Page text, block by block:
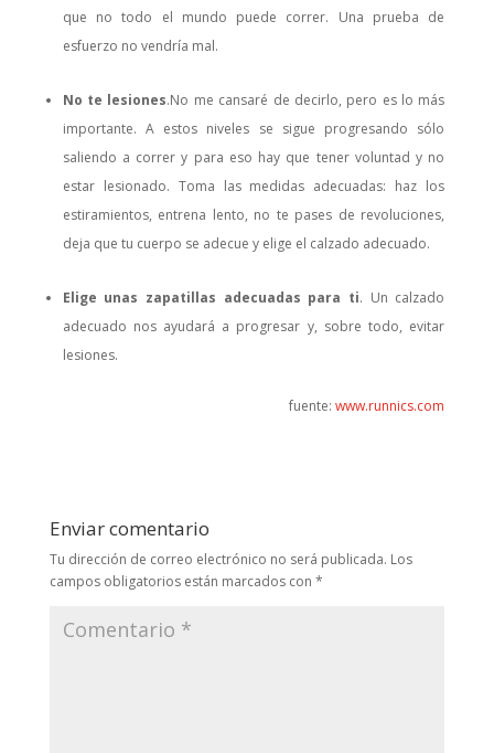
que no todo el mundo puede correr. Una prueba de
esfuerzo no vendría mal.
No te lesiones.No me cansaré de decirlo, pero es lo más
importante. A estos niveles se sigue progresando sólo
saliendo a correr y para eso hay que tener voluntad y no
estar lesionado. Toma las medidas adecuadas: haz los
estiramientos, entrena lento, no te pases de revoluciones,
deja que tu cuerpo se adecue y elige el calzado adecuado.
Elige unas zapatillas adecuadas para ti. Un calzado
adecuado nos ayudará a progresar y, sobre todo, evitar
lesiones.
fuente:www.runnics.com
Enviar comentario
Tu dirección de correo electrónico no será publicada. Los
campos obligatorios están marcados con *